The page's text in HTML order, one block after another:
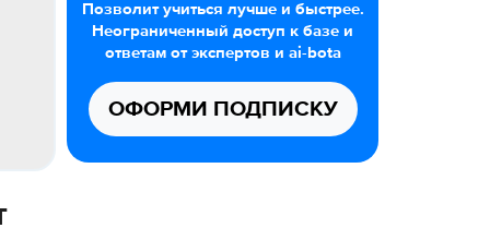
Позволит учиться лучше и быстрее.
Неограниченный доступ к базе и
ответам от экспертов и ai-bota
ОФОРМИ ПОДПИСКУ